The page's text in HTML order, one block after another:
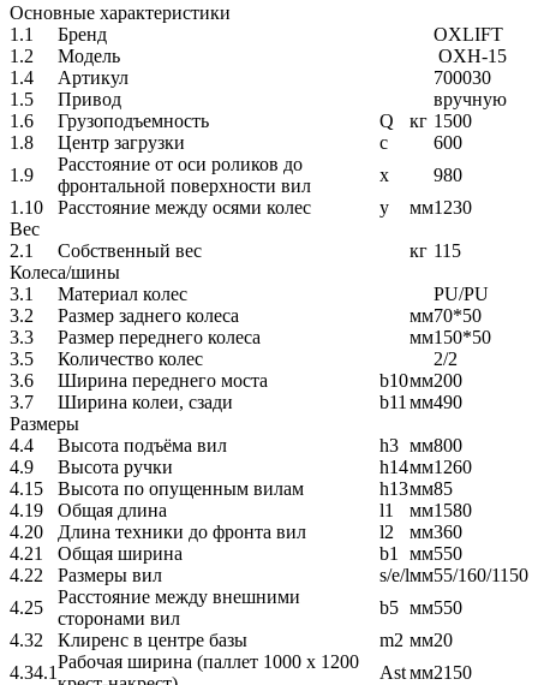
Основные характеристики
1.1
Бренд
OXLIFT
1.2
Модель
OXH-15
1.4
Артикул
700030
1.5
Привод
вручную
1.6
Грузоподъемность Q кг 1500
1.8
Центр загрузки c
600
1.9
Расстояние от оси роликов до
фронтальной поверхности вил
x
980
1.10
Расстояние между осями колес y мм1230
Вес
2.1
Собственный вес кг 115
Колеса/шины
3.1
Материал колес
PU/PU
3.2
Размер заднего колеса мм70*50
3.3
Размер переднего колеса мм150*50
3.5
Количество колес
2/2
3.6
Ширина переднего моста b10мм200
3.7
Ширина колеи, сзади b11 мм490
Размеры
4.4
Высота подъёма вил h3 мм800
4.9
Высота ручки h14мм1260
4.15
Высота по опущенным вилам h13мм85
4.19
Общая длина l1 мм1580
4.20
Длина техники до фронта вил l2 мм360
4.21
Общая ширина b1 мм550
4.22
Размеры вил s/e/lмм55/160/1150
4.25
Расстояние между внешними
сторонами вил
b5 мм550
4.32
Клиренс в центре базы m2 мм20
4.34.1
Рабочая ширина (паллет 1000 х 1200
Astмм2150